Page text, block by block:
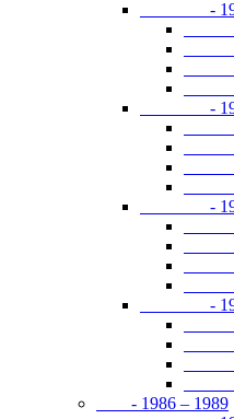
-
-
-
-
-
-
-
-
-
-
-
-
-
-
-
-
-
-
-
-
- 1986 – 1989